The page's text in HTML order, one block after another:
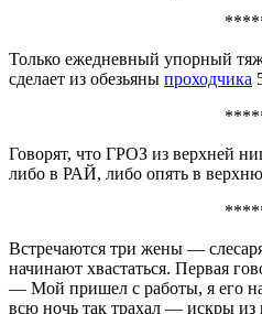
Только ежедневный упорный
сделает из обезьяны проходчика
Говорят, что ГРОЗ из верхней
либо в РАЙ, либо опять в
Встречаются три жены —
начинают хвастаться. Первая
— Мой пришел с работы, я его
всю ночь так трахал — искры из